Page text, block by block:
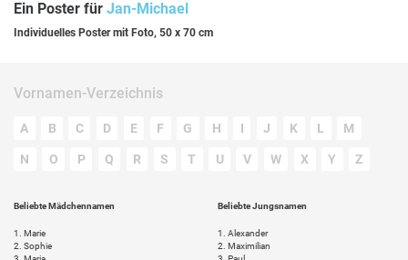
Ein Poster für Jan-Michael
Individuelles Poster mit Foto, 50 x 70 cm
Vornamen-Verzeichnis
A B C D E F G H I J K L M
N O P Q R S T U V W X Y Z
Beliebte Mädchennamen
1. Marie
2. Sophie
Beliebte Jungsnamen
1. Alexander
2. Maximilian